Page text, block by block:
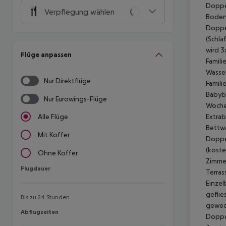
Verpflegung wählen
Flüge anpassen
Nur Direktflüge
Nur Eurowings-Flüge
Alle Flüge
Mit Koffer
Ohne Koffer
Flugdauer
Flugdauer
Bis zu 24 Stunden
Abflugzeiten
Abflugzeiten
wird